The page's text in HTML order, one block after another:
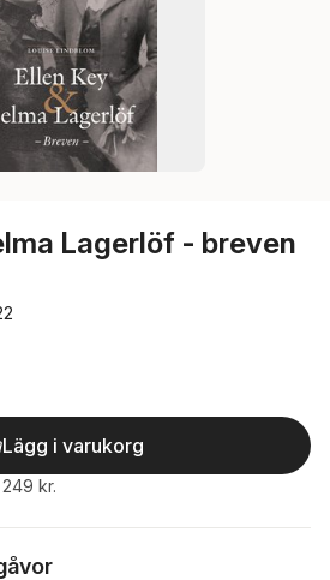
Lagerlöf - breven
röster:
Lägg i varukorg
kr.